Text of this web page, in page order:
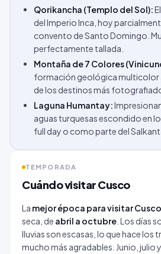
Qorikancha (Templo del Sol):
del Imperio Inca, hoy
convento de Santo Domingo.
perfectamente tallada.
Montaña de 7 Colores
formación geológica multicolor
de los destinos más
Laguna Humantay:
aguas turquesas escondido en
full day o como parte del
TEMPORADA
Cuándo visitar Cusco
La mejor época para visitar Cusco
seca, de abril a octubre . Los días
lluvias son escasas, lo que hace los
mucho más agradables. Junio, julio